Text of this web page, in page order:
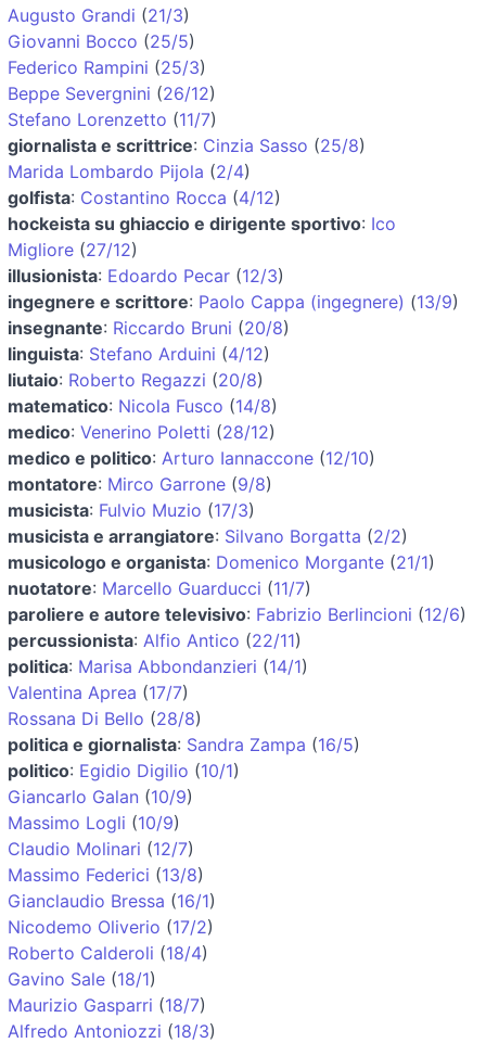
Augusto Grandi (21/3)
Giovanni Bocco (25/5)
Federico Rampini (25/3)
Beppe Severgnini (26/12)
Stefano Lorenzetto (11/7)
giornalista e scrittrice: Cinzia Sasso (25/8)
Marida Lombardo Pijola (2/4)
golfista: Costantino Rocca (4/12)
hockeista su ghiaccio e dirigente sportivo: Ico
Migliore (27/12)
illusionista: Edoardo Pecar (12/3)
ingegnere e scrittore: Paolo Cappa (ingegnere) (13/9)
insegnante: Riccardo Bruni (20/8)
linguista: Stefano Arduini (4/12)
liutaio: Roberto Regazzi (20/8)
matematico: Nicola Fusco (14/8)
medico: Venerino Poletti (28/12)
medico e politico: Arturo Iannaccone (12/10)
montatore: Mirco Garrone (9/8)
musicista: Fulvio Muzio (17/3)
musicista e arrangiatore: Silvano Borgatta (2/2)
musicologo e organista: Domenico Morgante (21/1)
nuotatore: Marcello Guarducci (11/7)
paroliere e autore televisivo: Fabrizio Berlincioni (12/6)
percussionista: Alfio Antico (22/11)
politica: Marisa Abbondanzieri (14/1)
Valentina Aprea (17/7)
Rossana Di Bello (28/8)
politica e giornalista: Sandra Zampa (16/5)
politico: Egidio Digilio (10/1)
Giancarlo Galan (10/9)
Massimo Logli (10/9)
Claudio Molinari (12/7)
Massimo Federici (13/8)
Gianclaudio Bressa (16/1)
Nicodemo Oliverio (17/2)
Roberto Calderoli (18/4)
Gavino Sale (18/1)
Maurizio Gasparri (18/7)
Alfredo Antoniozzi (18/3)